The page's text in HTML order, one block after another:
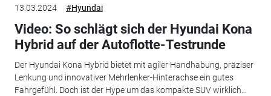
13.03.2024 #Hyundai
Video: So schlägt sich der Hyundai Kona
Hybrid auf der Autoflotte-Testrunde
Der Hyundai Kona Hybrid bietet mit agiler Handhabung, präziser
Lenkung und innovativer Mehrlenker-Hinterachse ein gutes
Fahrgefühl. Doch ist der Hype um das kompakte SUV wirklich...